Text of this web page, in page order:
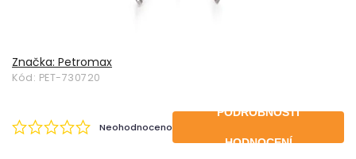
Značka: Petromax
Kód: PET-730720
Neohodnoceno
PODROBNOSTI
HODNOCENÍ